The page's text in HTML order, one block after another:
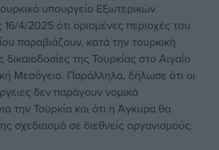
υπουργείο Εξωτερικών
16/4/2025 ότι ορισμένες περιοχές του
παραβιάζουν, κατά την τουρκική
της Τουρκίας στο Αιγαίο
Μεσόγειο. Παράλληλα, δήλωσε ότι οι
δεν παράγουν νομικά
την Τουρκία και ότι η Άγκυρα θα
σχεδιασμό σε διεθνείς οργανισμούς.